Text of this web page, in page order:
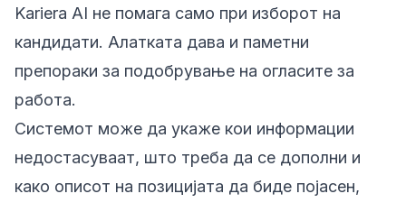
Kariera AI не помага само при изборот на
кандидати. Алатката дава и паметни
препораки за подобрување на огласите за
работа.
Системот може да укаже кои информации
недостасуваат, што треба да се дополни и
како описот на позицијата да биде појасен,